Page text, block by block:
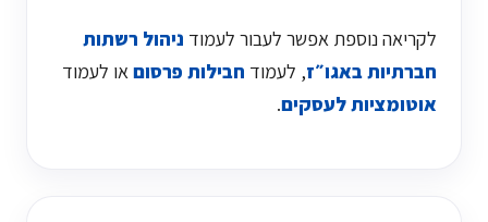
לקריאה נוספת אפשר לעבור לעמוד ניהול רשתות
חברתיות באגו״ז, לעמוד חבילות פרסום או לעמוד
אוטומציות לעסקים.